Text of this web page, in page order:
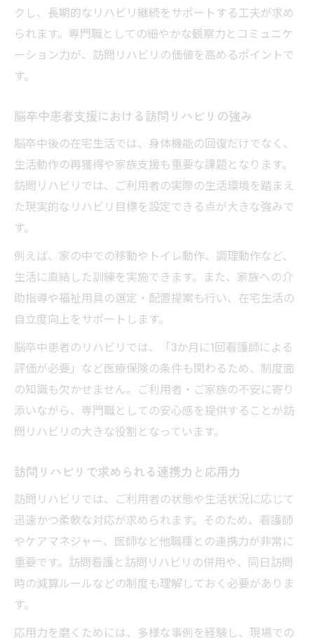
クし、長期的なリハビリ継続をサポートする工夫が求め
られます。専門職としての細やかな観察力とコミュニケ
ーション力が、訪問リハビリの価値を高めるポイントで
す。
脳卒中患者支援における訪問リハビリの強み
脳卒中後の在宅生活では、身体機能の回復だけでなく、
生活動作の再獲得や家族支援も重要な課題となります。
訪問リハビリでは、ご利用者の実際の生活環境を踏まえ
た現実的なリハビリ目標を設定できる点が大きな強みで
す。
例えば、家の中での移動やトイレ動作、調理動作など、
生活に直結した訓練を実施できます。また、家族への介
助指導や福祉用具の選定・配置提案も行い、在宅生活の
自立度向上をサポートします。
脳卒中患者のリハビリでは、「3か月に1回看護師による
評価が必要」など医療保険の条件も関わるため、制度面
の知識も欠かせません。ご利用者・ご家族の不安に寄り
添いながら、専門職としての安心感を提供することが訪
問リハビリの大きな役割となっています。
訪問リハビリで求められる連携力と応用力
訪問リハビリでは、ご利用者の状態や生活状況に応じて
迅速かつ柔軟な対応が求められます。そのため、看護師
やケアマネジャー、医師など他職種との連携力が非常に
重要です。訪問看護と訪問リハビリの併用や、同日訪問
時の減算ルールなどの制度も理解しておく必要がありま
す。
応用力を磨くためには、多様な事例を経験し、現場での